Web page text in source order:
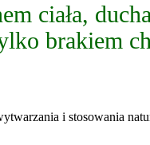
ciała,
brakiem
i stosowania